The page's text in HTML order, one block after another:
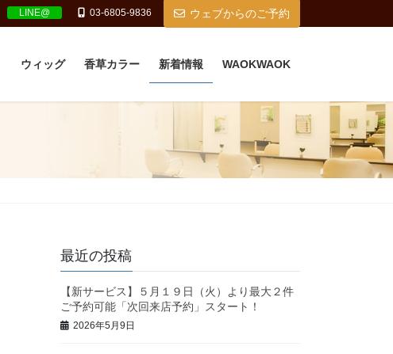
LINE@ 03-6805-9836 ウェブからのご予約
ウィッグ 香草カラー 新着情報 WAOKWAOK
最近の投稿
【新サービス】５月１９日（火）より最大２件
ご予約可能「次回来店予約」スタート！
2026年5月9日